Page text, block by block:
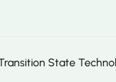
State